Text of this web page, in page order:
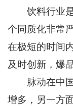
饮料行业是
个同质化非常
在极短的时间
及时创新，爆
脉动在中国
增多，另一方